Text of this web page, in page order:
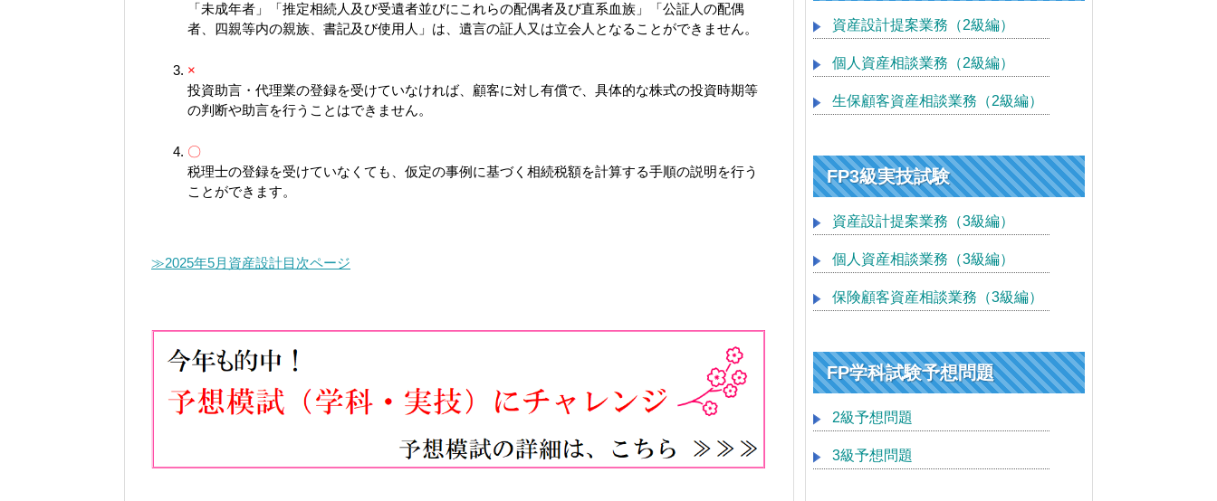
「未成年者」「推定相続人及び受遺者並びにこれらの配偶者及び直系血族」「公証人の配偶
者、四親等内の親族、書記及び使用人」は、遺言の証人又は立会人となることができません。
×
投資助言・代理業の登録を受けていなければ、顧客に対し有償で、具体的な株式の投資時期等
の判断や助言を行うことはできません。
〇
税理士の登録を受けていなくても、仮定の事例に基づく相続税額を計算する手順の説明を行う
ことができます。
≫2025年5月資産設計目次ページ
資産設計提案業務（2級編）
個人資産相談業務（2級編）
生保顧客資産相談業務（2級編）
FP3級実技試験
資産設計提案業務（3級編）
個人資産相談業務（3級編）
保険顧客資産相談業務（3級編）
FP学科試験予想問題
2級予想問題
3級予想問題